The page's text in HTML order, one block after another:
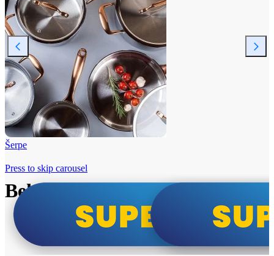
Šerpe
Beko i Tesla super cene
Press to skip carousel